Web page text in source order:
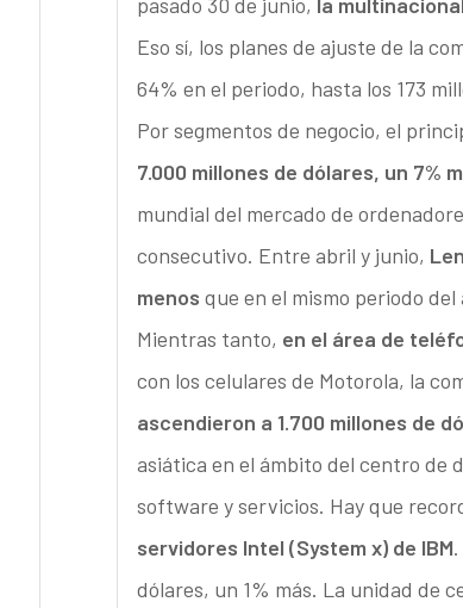
Eso sí, los planes de ajuste de la
64% en el periodo, hasta los 173
Por segmentos de negocio, el
7.000 millones de dólares, un 7%
mundial del mercado de
consecutivo. Entre abril y junio,
menos que en el mismo periodo
Mientras tanto, en el área de
con los celulares de Motorola, la
ascendieron a 1.700 millones de
asiática en el ámbito del centro de
software y servicios. Hay que
servidores Intel (System x) de IBM
dólares, un 1% más. La unidad de